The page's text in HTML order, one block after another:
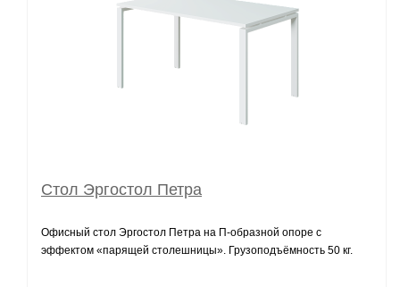
Стол Эргостол Петра
Офисный стол Эргостол Петра на П-образной опоре с
эффектом «парящей столешницы». Грузоподъёмность 50 кг.